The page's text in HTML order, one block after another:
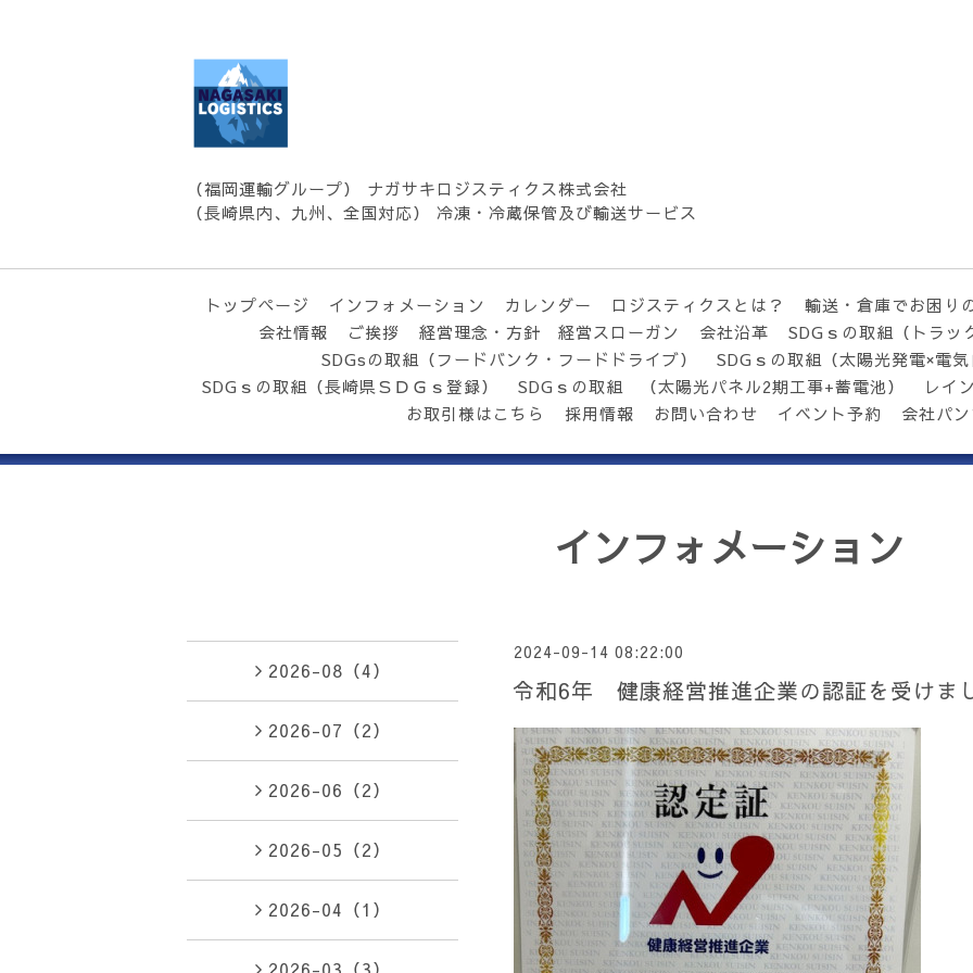
（福岡運輸グループ） ナガサキロジスティクス株式会社
（長崎県内、九州、全国対応） 冷凍・冷蔵保管及び輸送サービス
トップページ インフォメーション カレンダー ロジスティクスとは？
輸送・倉庫でお困り
会社情報
ご挨拶 経営理念・方針 経営スローガン 会社沿革
SDGｓの取組（トラッ
SDGsの取組（フードバンク・フードドライブ）
SDGｓの取組（太陽光発電×電
SDGｓの取組（長崎県ＳＤＧｓ登録）
SDGｓの取組 （太陽光パネル2期工事+蓄電池）
レイ
お取引様はこちら
採用情報 お問い合わせ イベント予約 会社パ
インフォメーション
2024-09-14 08:22:00
令和6年 健康経営推進企業の認証を受けま
2026-08（4）
2026-07（2）
2026-06（2）
2026-05（2）
2026-04（1）